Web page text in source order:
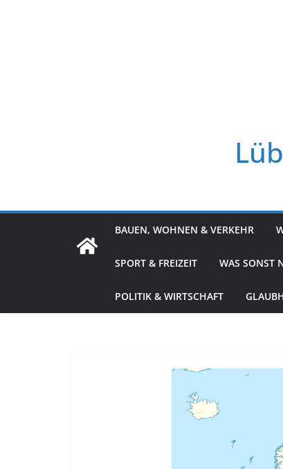
BAUEN, WOHNEN & VERKEHR
SPORT & FREIZEIT WAS SONST
POLITIK & WIRTSCHAFT